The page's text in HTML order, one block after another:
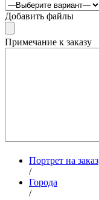
Добавить файлы
Примечание к заказу
Портрет на заказ
/
Города
/